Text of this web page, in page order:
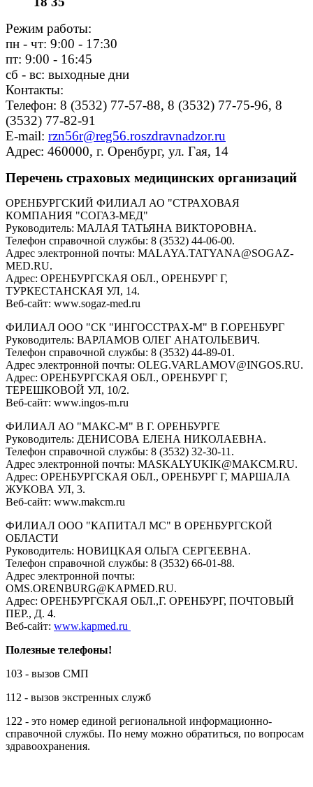
Режим работы:
пн - чт: 9:00 - 17:30
пт: 9:00 - 16:45
сб - вс: выходные дни
Контакты:
Телефон: 8 (3532) 77-57-88, 8 (3532) 77-75-96, 8
(3532) 77-82-91
E-mail: rzn56r@reg56.roszdravnadzor.ru
Адрес: 460000, г. Оренбург, ул. Гая, 14
Перечень страховых медицинских организаций
ОРЕНБУРГСКИЙ ФИЛИАЛ АО "СТРАХОВАЯ
КОМПАНИЯ "СОГАЗ-МЕД"
Руководитель: МАЛАЯ ТАТЬЯНА ВИКТОРОВНА.
Телефон справочной службы: 8 (3532) 44-06-00.
Адрес электронной почты: MALAYA.TATYANA@SOGAZ-
MED.RU.
Адрес: ОРЕНБУРГСКАЯ ОБЛ., ОРЕНБУРГ Г,
ТУРКЕСТАНСКАЯ УЛ, 14.
Веб-сайт: www.sogaz-med.ru
ФИЛИАЛ ООО "СК "ИНГОССТРАХ-М" В Г.ОРЕНБУРГ
Руководитель: ВАРЛАМОВ ОЛЕГ АНАТОЛЬЕВИЧ.
Телефон справочной службы: 8 (3532) 44-89-01.
Адрес электронной почты: OLEG.VARLAMOV@INGOS.RU.
Адрес: ОРЕНБУРГСКАЯ ОБЛ., ОРЕНБУРГ Г,
ТЕРЕШКОВОЙ УЛ, 10/2.
Веб-сайт: www.ingos-m.ru
ФИЛИАЛ АО "МАКС-М" В Г. ОРЕНБУРГЕ
Руководитель: ДЕНИСОВА ЕЛЕНА НИКОЛАЕВНА.
Телефон справочной службы: 8 (3532) 32-30-11.
Адрес электронной почты: MASKALYUKIK@MAKCM.RU.
Адрес: ОРЕНБУРГСКАЯ ОБЛ., ОРЕНБУРГ Г, МАРШАЛА
ЖУКОВА УЛ, 3.
Веб-сайт: www.makcm.ru
ФИЛИАЛ ООО "КАПИТАЛ МС" В ОРЕНБУРГСКОЙ
ОБЛАСТИ
Руководитель: НОВИЦКАЯ ОЛЬГА СЕРГЕЕВНА.
Телефон справочной службы: 8 (3532) 66-01-88.
Адрес электронной почты:
OMS.ORENBURG@KAPMED.RU.
Адрес: ОРЕНБУРГСКАЯ ОБЛ.,Г. ОРЕНБУРГ, ПОЧТОВЫЙ
ПЕР., Д. 4.
Веб-сайт: www.kapmed.ru
Полезные телефоны!
103 - вызов СМП
112 - вызов экстренных служб
122 - это номер единой региональной информационно-
справочной службы. По нему можно обратиться, по вопросам
здравоохранения.